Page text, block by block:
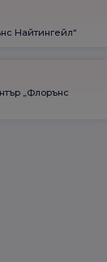
Найтингейл“
„Флорънс